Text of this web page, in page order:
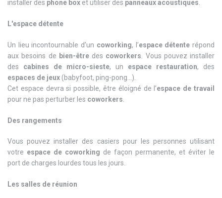
installer des phone box et utiliser des panneaux acoustiques.
L'espace détente
Un lieu incontournable d’un coworking, l’espace détente répond
aux besoins de bien-êtredes coworkers . Vous pouvez installer
des cabines de micro-sieste, un espace restauration, des
espaces de jeux (babyfoot, ping-pong...).
Cet espace devra si possible, être éloigné de l’espace de travail
pour ne pas perturber les coworkers
Des rangements
Vous pouvez installer des casiers pour les personnes utilisant
votre espace de coworking de façon permanente, et éviter le
port de charges lourdes tous les jours.
Les salles de réunion